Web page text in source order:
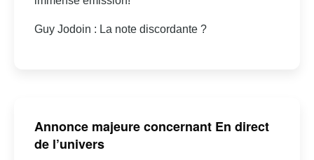
Guy Jodoin : La note discordante ?
Annonce majeure concernant En direct
de l’univers